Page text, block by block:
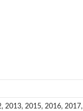
2013, 2015, 2016, 2017,